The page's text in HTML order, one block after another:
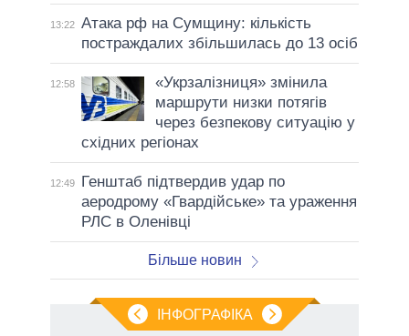
13:22 Атака рф на Сумщину: кількість
постраждалих збільшилась до 13 осіб
12:58
«Укрзалізниця» змінила
маршрути низки потягів
через безпекову ситуацію у
східних регіонах
12:49
Генштаб підтвердив удар по
аеродрому «Гвардійське» та ураження
РЛС в Оленівці
Більше новин
ІНФОГРАФІКА